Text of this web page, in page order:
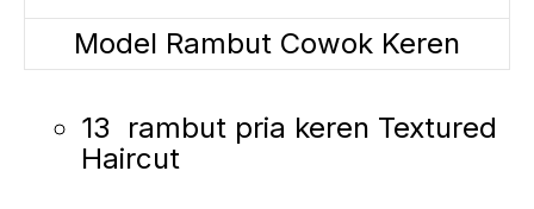
Model Rambut Cowok Keren
13 rambut pria keren Textured
Haircut